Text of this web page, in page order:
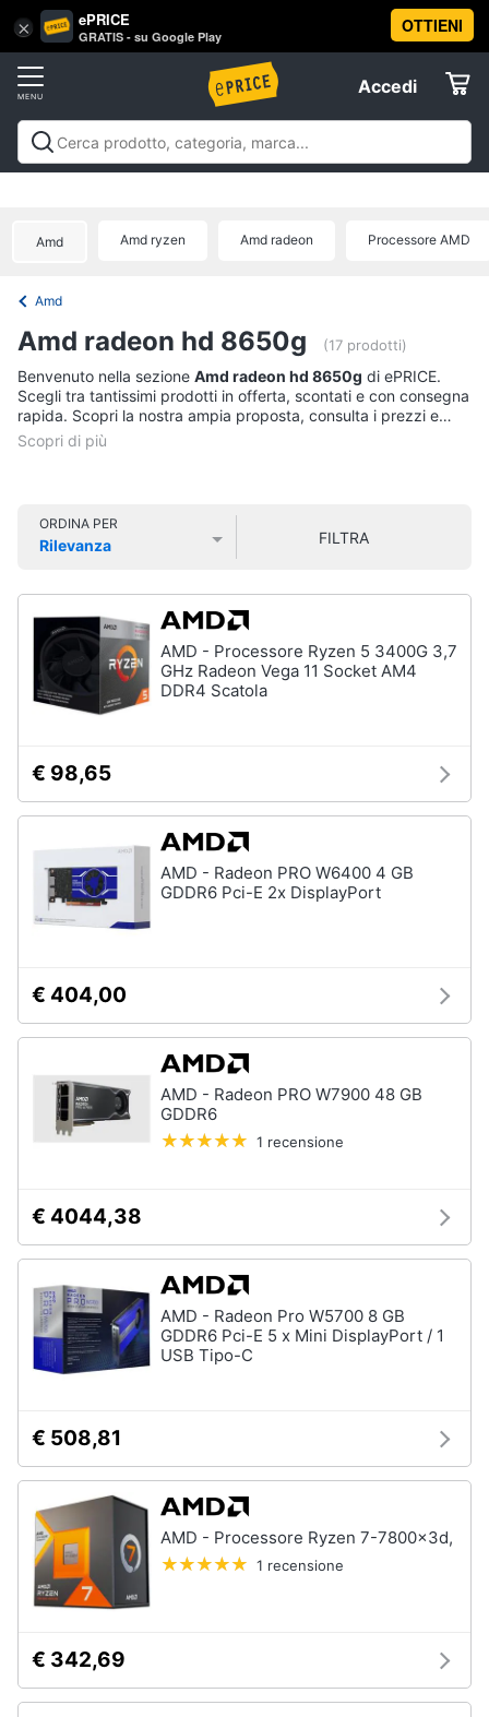
× ePRICE
GRATIS - su Google Play
OTTIENI
Accedi
Accedi
Registrati
Offerte
Tv
e
Home
Cinema
home
Audio
musica
Arredo
Brico
e
Giardinaggio
e
igiene
Beauty
Giocattoli
infanzia
Casalinghi
Sport
Animali
Motori
cd
dvd
Vai
al
Amd Amd ryzen Amd radeon Processore AMD
Amd
Amd radeon hd 8650g (17 prodotti)
Benvenuto nella sezione Amd radeon hd 8650g di ePRICE.
Scegli tra tantissimi prodotti in offerta, scontati e con consegna
rapida. Scopri la nostra ampia proposta, consulta i prezzi e
acquista comodamente online.
ORDINA PER
Rilevanza
FILTRA
AMD - Processore Ryzen 5 3400G 3,7
GHz Radeon Vega 11 Socket AM4
DDR4 Scatola
€ 98,65
AMD - Radeon PRO W6400 4 GB
GDDR6 Pci-E 2x DisplayPort
€ 404,00
AMD - Radeon PRO W7900 48 GB
GDDR6
1 recensione
€ 4044,38
AMD - Radeon Pro W5700 8 GB
GDDR6 Pci-E 5 x Mini DisplayPort / 1
USB Tipo-C
€ 508,81
AMD - Processore Ryzen 7-7800x3d,
1 recensione
€ 342,69